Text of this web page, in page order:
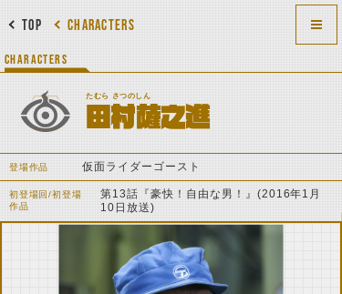
CHARACTERS
TOP
CHARACTERS
たむら さつのしん
田村薩之進
登場作品 仮面ライダーゴースト
初登場回/初登場
作品
第13話『豪快！自由な男！』(2016年1月
10日放送)